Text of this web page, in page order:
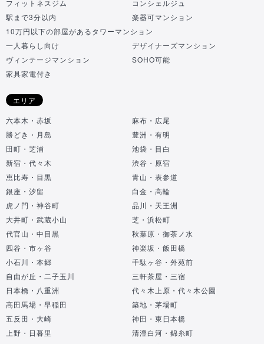
フィットネスジム
コンシェルジュ
駅まで3分以内
楽器可マンション
10万円以下の部屋があるタワーマンション
一人暮らし向け
デザイナーズマンション
ヴィンテージマンション
SOHO可能
家具家電付き
エリア
六本木・赤坂
麻布・広尾
勝どき・月島
豊洲・有明
田町・芝浦
池袋・目白
新宿・代々木
渋谷・原宿
恵比寿・目黒
青山・表参道
銀座・汐留
白金・高輪
虎ノ門・神谷町
品川・天王洲
大井町・武蔵小山
芝・浜松町
代官山・中目黒
秋葉原・御茶ノ水
四谷・市ヶ谷
神楽坂・飯田橋
小石川・本郷
千駄ヶ谷・外苑前
自由が丘・二子玉川
三軒茶屋・三宿
日本橋・八重洲
代々木上原・代々木公園
高田馬場・早稲田
築地・茅場町
五反田・大崎
神田・東日本橋
上野・日暮里
清澄白河・錦糸町